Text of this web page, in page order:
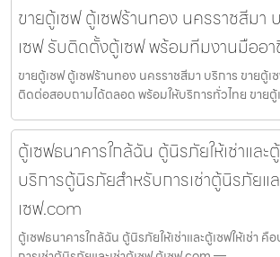
ขายตู้เซฟ ตู้เซฟร้านทอง นครราชสีมา
เซฟ รับติดตั้งตู้เซฟ พร้อมทีมงานมืออ
ขายตู้เซฟ ตู้เซฟร้านทอง นครราชสีมา บริการ ขายตู้
ติดต่อสอบถามได้ตลอด พร้อมให้บริการทั่วไทย ขายตู้
ตู้เซฟธนาคารใกล้ฉัน ตู้นิรภัยให้เช่าและ
บริการตู้นิรภัยสำหรับการเช่าตู้นิรภัยแล
เซฟ.com
ตู้เซฟธนาคารใกล้ฉัน ตู้นิรภัยให้เช่าและตู้เซฟให้เช่า